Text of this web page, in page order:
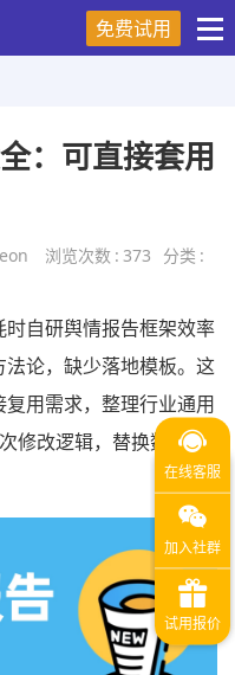
免费试用
：可直接套用
浏览次数 : 373 分类 :
自研舆情报告框架效率
论，缺少落地模板。这
复用需求，整理行业通用
修改逻辑，替换数据即